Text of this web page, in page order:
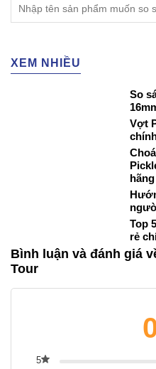
XEM NHIỀU
So
Vợt
Top
rẻ
Bình luận và đánh giá
Tour
5